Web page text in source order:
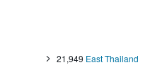
East Thailand
21,949